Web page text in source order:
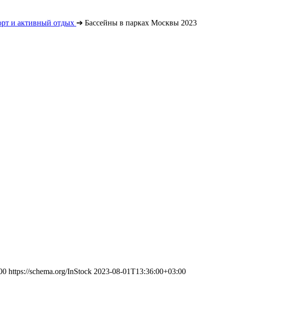
и активный отдых ➔ Бассейны в парках Москвы 2023
https://schema.org/InStock 2023-08-01T13:36:00+03:00